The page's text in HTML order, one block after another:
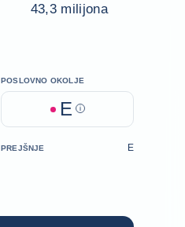
43,3 milijona
POSLOVNO OKOLJE
E Help
PREJŠNJE E